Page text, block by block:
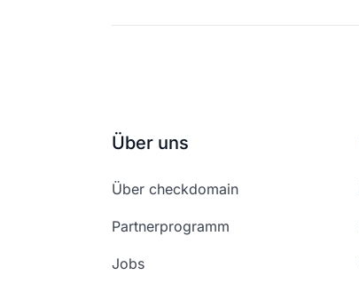
Über uns
Über checkdomain
Partnerprogramm
Jobs